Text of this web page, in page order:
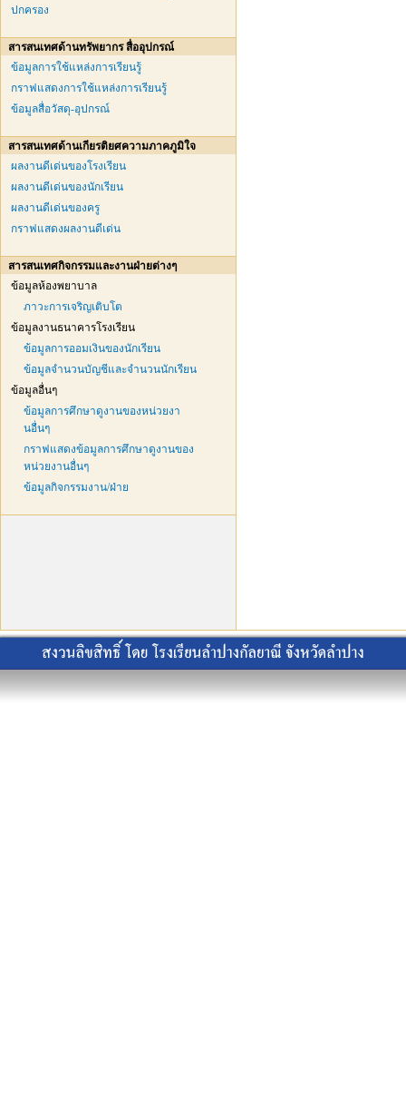
ปกครอง
สารสนเทศด้านทรัพยากร สื่ออุปกรณ์
ข้อมูลการใช้แหล่งการเรียนรู้
กราฟแสดงการใช้แหล่งการเรียนรู้
ข้อมูลสื่อวัสดุ-อุปกรณ์
สารสนเทศด้านเกียรติยศความภาคภูมิใจ
ผลงานดีเด่นของโรงเรียน
ผลงานดีเด่นของนักเรียน
ผลงานดีเด่นของครู
กราฟแสดงผลงานดีเด่น
สารสนเทศกิจกรรมและงานฝ่ายต่างๆ
ข้อมูลห้องพยาบาล
ภาวะการเจริญเติบโต
ข้อมูลงานธนาคารโรงเรียน
ข้อมูลการออมเงินของนักเรียน
ข้อมูลจำนวนบัญชีและจำนวนนักเรียน
ข้อมูลอื่นๆ
ข้อมูลการศึกษาดูงานของหน่วยงา
นอื่นๆ
กราฟแสดงข้อมูลการศึกษาดูงานของ
หน่วยงานอื่นๆ
ข้อมูลกิจกรรมงาน/ฝ่าย